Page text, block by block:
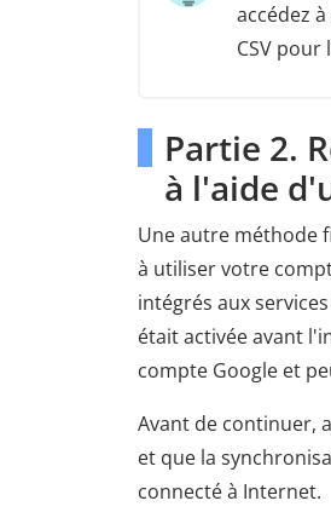
accédez
CSV
Partie 2.
à l'aide
Une autre méthode
à utiliser votre
intégrés aux
était activée avant
compte Google et
Avant de continuer,
et que la
connecté à Internet.